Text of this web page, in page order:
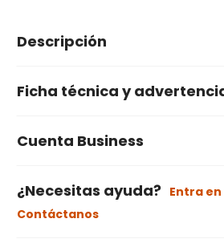
Descripción
Ficha técnica y
Cuenta Business
¿Necesitas ayuda? Entra
Contáctanos